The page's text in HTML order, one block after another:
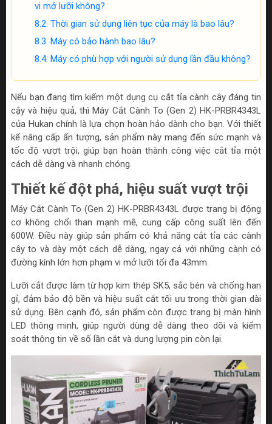
vi mở lưỡi không?
Thời gian sử dụng liên tục của máy là bao lâu?
Máy có bảo hành bao lâu?
Máy có phù hợp với người sử dụng lần đầu không?
Nếu bạn đang tìm kiếm một dụng cụ cắt tỉa cành cây đáng tin
cậy và hiệu quả, thì Máy Cắt Cành To (Gen 2) HK-PRBR4343L
của Hukan chính là lựa chọn hoàn hảo dành cho bạn. Với thiết
kế nâng cấp ấn tượng, sản phẩm này mang đến sức mạnh và
tốc độ vượt trội, giúp bạn hoàn thành công việc cắt tỉa một
cách dễ dàng và nhanh chóng.
Thiết kế đột phá, hiệu suất vượt trội
Máy Cắt Cành To (Gen 2) HK-PRBR4343L được trang bị động
cơ không chổi than mạnh mẽ, cung cấp công suất lên đến
600W. Điều này giúp sản phẩm có khả năng cắt tỉa các cành
cây to và dày một cách dễ dàng, ngay cả với những cành có
đường kính lớn hơn phạm vi mở lưỡi tối đa 43mm.
Lưỡi cắt được làm từ hợp kim thép SK5, sắc bén và chống han
gỉ, đảm bảo độ bền và hiệu suất cắt tối ưu trong thời gian dài
sử dụng. Bên cạnh đó, sản phẩm còn được trang bị màn hình
LED thông minh, giúp người dùng dễ dàng theo dõi và kiểm
soát thông tin về số lần cắt và dung lượng pin còn lại.